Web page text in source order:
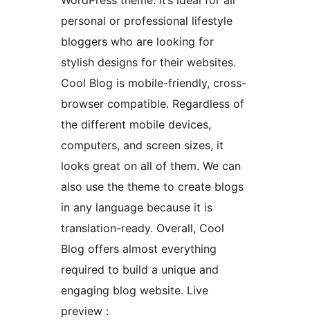
personal or professional lifestyle
bloggers who are looking for
stylish designs for their websites.
Cool Blog is mobile-friendly, cross-
browser compatible. Regardless of
the different mobile devices,
computers, and screen sizes, it
looks great on all of them. We can
also use the theme to create blogs
in any language because it is
translation-ready. Overall, Cool
Blog offers almost everything
required to build a unique and
engaging blog website. Live
preview :